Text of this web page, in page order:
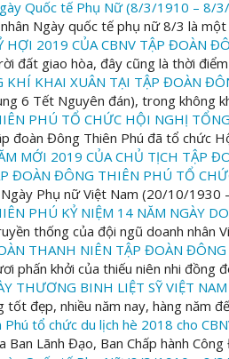
Quốc tế Phụ Nữ (8/3/1910 – 8/
Ngày quốc tế phụ nữ 8/3 là
HỢI 2019 CỦA CBNV TẬP ĐOÀN
đất giao hòa, đây cũng là thời
KHÍ KHAI XUÂN TẠI TẬP ĐOÀN
6 Tết Nguyên đán), trong không
PHÚ TỔ CHỨC HỘI NGHỊ
đoàn Đông Thiên Phú đã tổ chức
MỚI 2019 CỦA CHỦ TỊCH TẬP
ĐOÀN ĐÔNG THIÊN PHÚ TỔ
Phụ nữ Việt Nam (20/10/
PHÚ KỶ NIỆM 14 NĂM NGÀY
thống của đội ngũ doanh nhân
THANH NIÊN TẬP ĐOÀN
phấn khởi của thiếu niên nhi đồng
THƯƠNG BINH LIỆT SỸ VIỆT
đẹp, nhiều năm nay, hàng năm
tổ chức du lịch hè 2018 cho
Lãnh Đạo, Ban Chấp hành